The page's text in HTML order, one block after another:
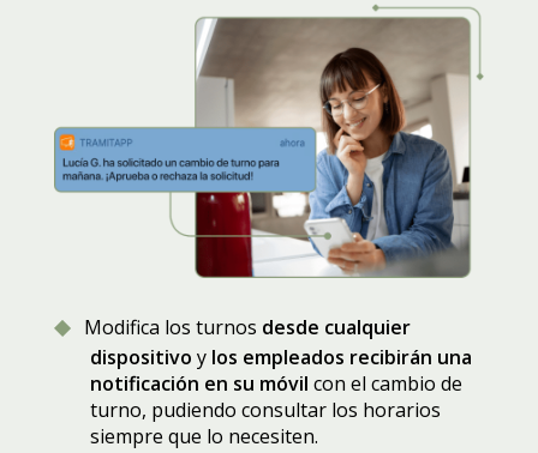
Modifica los turnos desde cualquier
dispositivo y los empleados recibirán una
notificación en su móvil con el cambio de
turno, pudiendo consultar los horarios
siempre que lo necesiten.